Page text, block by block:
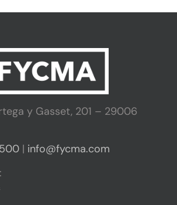
y Gasset, 201 – 29006
| info@fycma.com